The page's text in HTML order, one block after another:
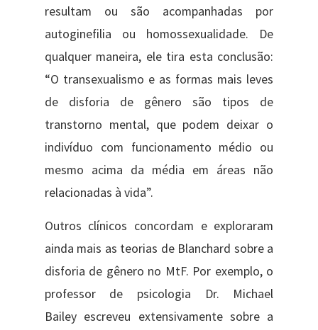
resultam ou são acompanhadas por
autoginefilia ou homossexualidade. De
qualquer maneira, ele tira esta conclusão:
“O transexualismo e as formas mais leves
de disforia de gênero são tipos de
transtorno mental, que podem deixar o
indivíduo com funcionamento médio ou
mesmo acima da média em áreas não
relacionadas à vida”.
Outros clínicos concordam e exploraram
ainda mais as teorias de Blanchard sobre a
disforia de gênero no MtF. Por exemplo, o
professor de psicologia Dr. Michael
Bailey escreveu extensivamente sobre a